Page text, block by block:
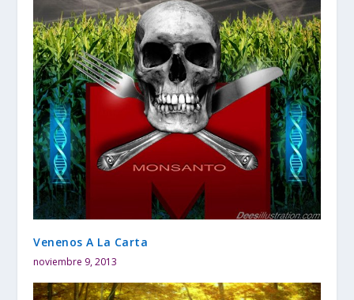
Venenos A La Carta
noviembre 9, 2013